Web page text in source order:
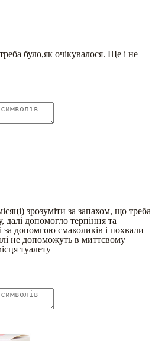
було,як очікувалося. Ще і не
зрозуміти за запахом, що треба
допомогло терпіння та
за допомгою смаколиків і похвали
не допоможуть в миттєвому
туалету